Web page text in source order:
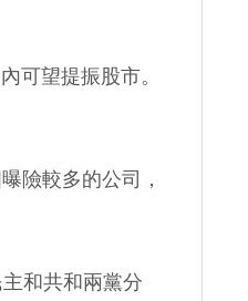
可望提振股市。
險較多的公司，
和共和兩黨分